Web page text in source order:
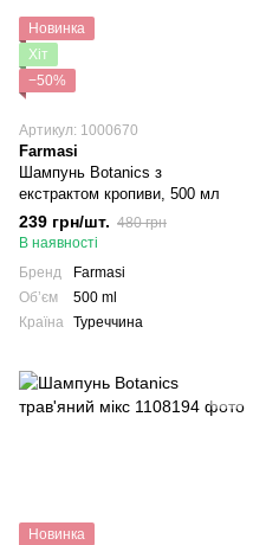
Новинка
Хіт
−50%
Артикул: 1000670
Farmasi
Шампунь Botanics з
екстрактом кропиви, 500 мл
239 грн/шт. 480 грн
В наявності
Бренд
Farmasi
Обʼєм
500 ml
Країна
Туреччина
Новинка